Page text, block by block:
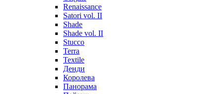
Renaissance
Satori vol. II
Shade
Shade vol. II
Stucco
Terra
Textile
Денди
Королева
Панорама